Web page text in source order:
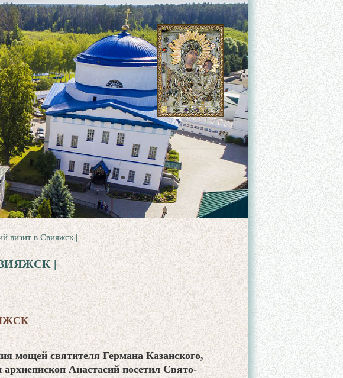
визит в Свияжск |
|
мощей святителя Германа Казанского,
Анастасий посетил Свято-